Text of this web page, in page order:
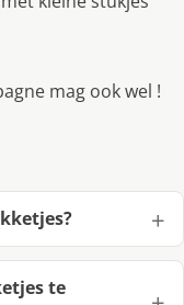
mag ook wel !
te